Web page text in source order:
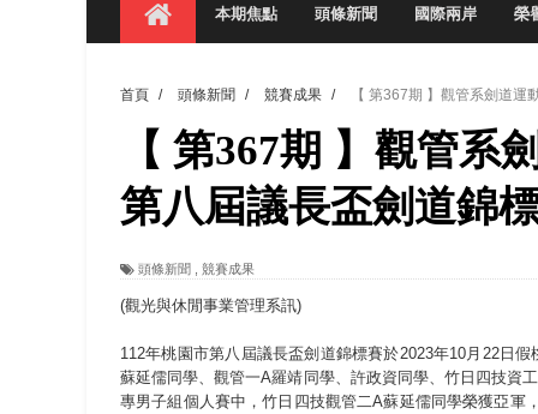
【 第404期 】以品格奠基、用領導領航：
領航AI創先例！ 數媒系錄音室獲「杜比全
觀管系展現跨域創新與實作育人成效 AI智
學務處舉辦「董事長『聊』心室」 上官董
成人之美成就學生夢想 菁英學程陪伴財金
金曲陣容強勢進駐！中國科大原民音樂成果
本期焦點 頭條新聞 國際兩岸 榮
首頁 / 頭條新聞 / 競賽成果 / 【 第367期 】觀管系劍道
【 第367期 】觀管系
第八屆議長盃劍道錦
頭條新聞 競賽成果
(觀光與休閒事業管理系訊)
112年桃園市第八屆議長盃劍道錦標賽於2023年10月22日
蘇延儒同學、觀管一A羅靖同學、許政資同學、竹日四技資
專男子組個人賽中，竹日四技觀管二A蘇延儒同學榮獲亞軍